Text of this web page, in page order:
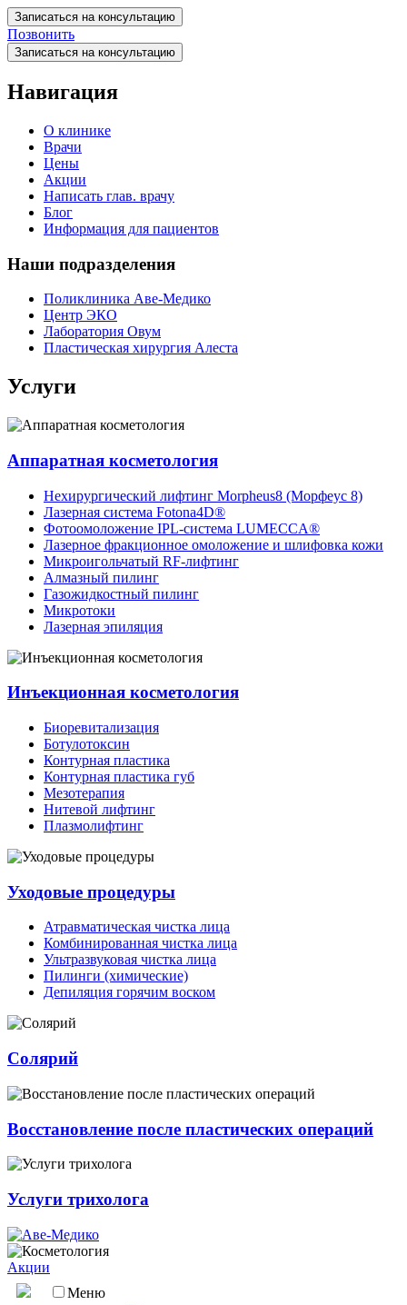
Записаться на консультацию
Позвонить
Записаться на консультацию
Навигация
О клинике
Врачи
Цены
Акции
Написать глав. врачу
Блог
Информация для пациентов
Наши подразделения
Поликлиника Аве-Медико
Центр ЭКО
Лаборатория Овум
Пластическая хирургия Алеста
Услуги
Аппаратная косметология
Нехирургический лифтинг Morpheus8 (Морфеус 8)
Лазерная система Fotona4D®
Фотоомоложение IPL-система LUMECCA®
Лазерное фракционное омоложение и шлифовка кожи
Микроигольчатый RF-лифтинг
Алмазный пилинг
Газожидкостный пилинг
Микротоки
Лазерная эпиляция
Инъекционная косметология
Биоревитализация
Ботулотоксин
Контурная пластика
Контурная пластика губ
Мезотерапия
Нитевой лифтинг
Плазмолифтинг
Уходовые процедуры
Атравматическая чистка лица
Комбинированная чистка лица
Ультразвуковая чистка лица
Пилинги (химические)
Депиляция горячим воском
Солярий
Восстановление после пластических операций
Услуги трихолога
Акции
Меню